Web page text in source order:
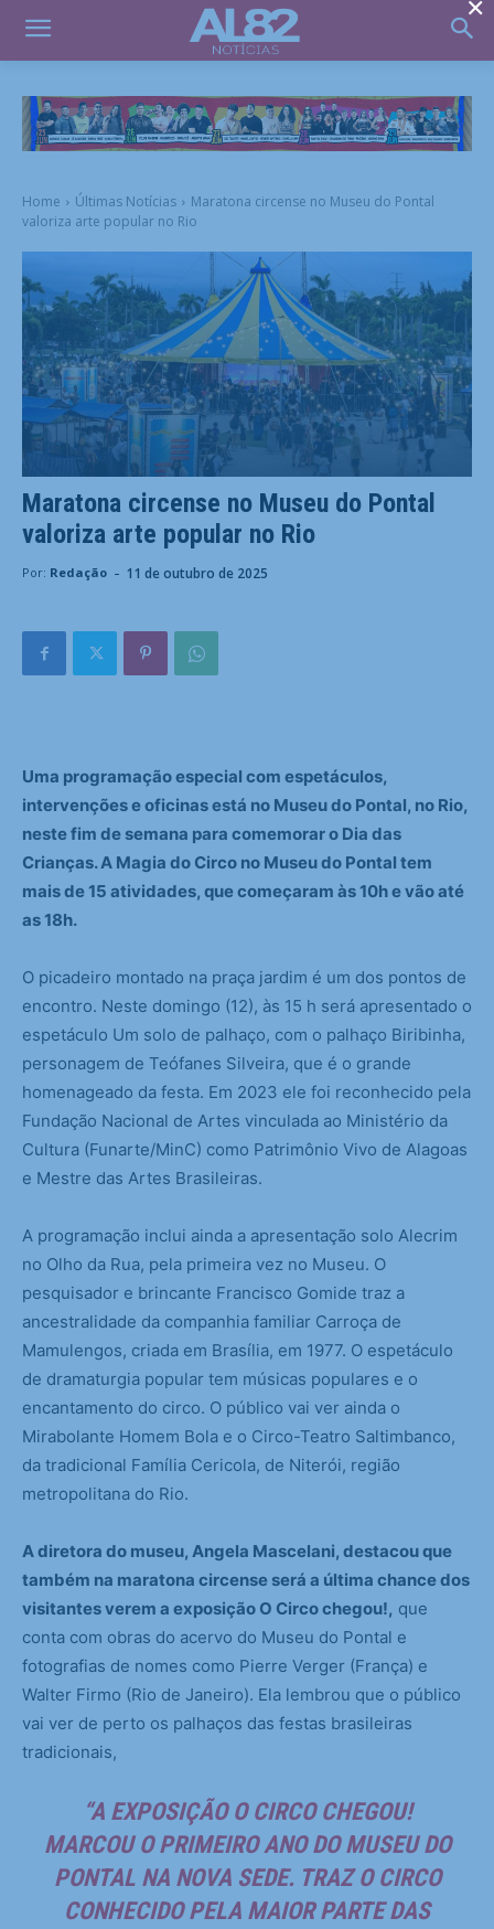
Home Últimas Notícias
Maratona circense no Museu do Pontal
valoriza arte popular no Rio
Maratona circense no Museu do Pontal
valoriza arte popular no Rio
Por: Redação - 11 de outubro de 2025
Uma programação especial com espetáculos,
intervenções e oficinas está no Museu do Pontal, no Rio,
neste fim de semana para comemorar o Dia das
Crianças. A Magia do Circo no Museu do Pontal tem
mais de 15 atividades, que começaram às 10h e vão até
as 18h.
O picadeiro montado na praça jardim é um dos pontos de
encontro. Neste domingo (12), às 15 h será apresentado o
espetáculo Um solo de palhaço, com o palhaço Biribinha,
personagem de Teófanes Silveira, que é o grande
homenageado da festa. Em 2023 ele foi reconhecido pela
Fundação Nacional de Artes vinculada ao Ministério da
Cultura (Funarte/MinC) como Patrimônio Vivo de Alagoas
e Mestre das Artes Brasileiras.
A programação inclui ainda a apresentação solo Alecrim
no Olho da Rua, pela primeira vez no Museu. O
pesquisador e brincante Francisco Gomide traz a
ancestralidade da companhia familiar Carroça de
Mamulengos, criada em Brasília, em 1977. O espetáculo
de dramaturgia popular tem músicas populares e o
encantamento do circo. O público vai ver ainda o
Mirabolante Homem Bola e o Circo-Teatro Saltimbanco,
da tradicional Família Cericola, de Niterói, região
metropolitana do Rio.
A diretora do museu, Angela Mascelani, destacou que
também na maratona circense será a última chance dos
visitantes verem a exposição O Circo chegou!, que
conta com obras do acervo do Museu do Pontal e
fotografias de nomes como Pierre Verger (França) e
Walter Firmo (Rio de Janeiro). Ela lembrou que o público
vai ver de perto os palhaços das festas brasileiras
tradicionais,
“A EXPOSIÇÃO O CIRCO CHEGOU!
MARCOU O PRIMEIRO ANO DO MUSEU DO
PONTAL NA NOVA SEDE. TRAZ O CIRCO
CONHECIDO PELA MAIOR PARTE DAS